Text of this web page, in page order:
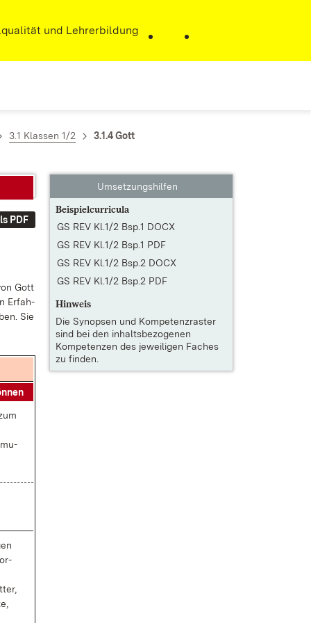
und Lehrerbildung
3.1 Klassen 1/2 3.1.4 Gott
PDF
Gott
Er­fah­
Sie
Umsetzungshilfen
Beispielcurricula
GS REV Kl.1/2 Bsp.1 DOCX
GS REV Kl.1/2 Bsp.1 PDF
GS REV Kl.1/2 Bsp.2 DOCX
GS REV Kl.1/2 Bsp.2 PDF
Hinweis
Die Synopsen und Kompetenzraster
sind bei den inhaltsbezogenen
Kompetenzen des jeweiligen Faches
zu finden.